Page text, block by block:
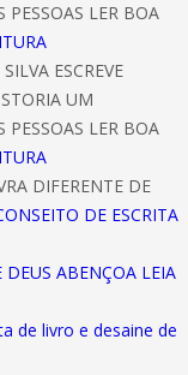
PESSOAS LER BOA
ESCREVE
UM
PESSOAS LER BOA
DIFERENTE DE
DE ESCRITA
DEUS ABENÇOA LEIA
de livro e desaine de